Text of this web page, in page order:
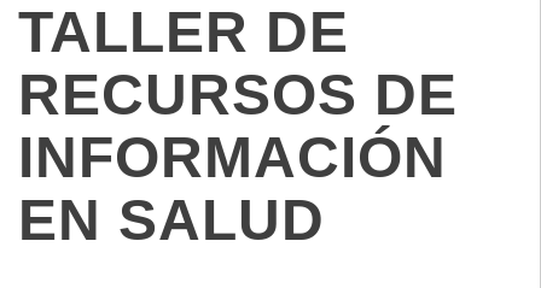
TALLER DE
RECURSOS DE
INFORMACIÓN
EN SALUD